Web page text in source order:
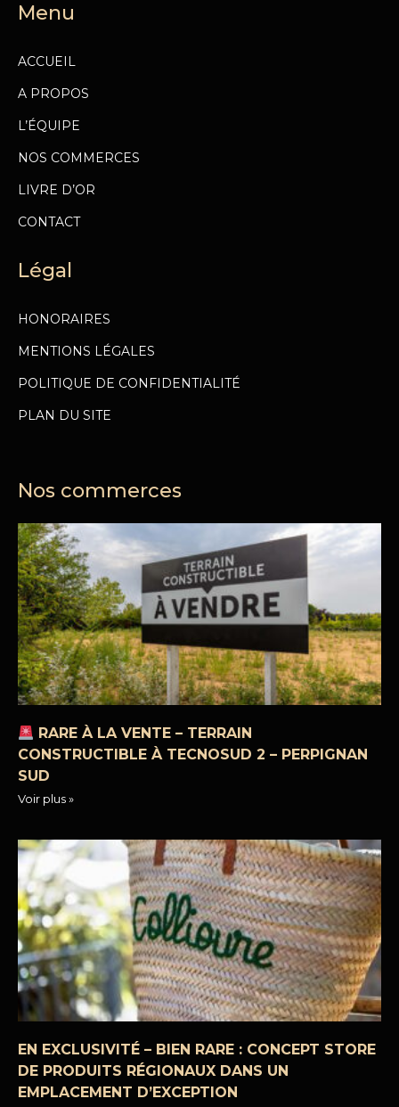
Menu
ACCUEIL
A PROPOS
L’ÉQUIPE
NOS COMMERCES
LIVRE D’OR
CONTACT
Légal
HONORAIRES
MENTIONS LÉGALES
POLITIQUE DE CONFIDENTIALITÉ
PLAN DU SITE
Nos commerces
RARE À LA VENTE – TERRAIN
CONSTRUCTIBLE À TECNOSUD 2 – PERPIGNAN
SUD
Voir plus »
EN EXCLUSIVITÉ – BIEN RARE : CONCEPT STORE
DE PRODUITS RÉGIONAUX DANS UN
EMPLACEMENT D’EXCEPTION